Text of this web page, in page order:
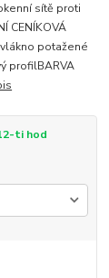
sítě proti
CENÍKOVÁ
vlákno potažené
profilBARVA
ti hod